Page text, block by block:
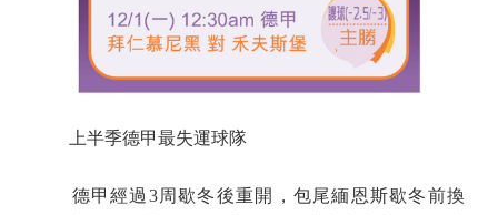
上半季德甲最失運球隊
德甲經過3周歇冬後重開，包尾緬恩斯歇冬前換